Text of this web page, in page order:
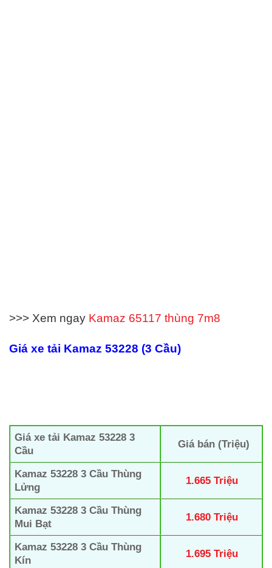
>>> Xem ngay Kamaz 65117 thùng 7m8
Giá xe tải Kamaz 53228 (3 Cầu)
Giá xe tải Kamaz 53228 3
Cầu
Giá bán (Triệu)
Kamaz 53228 3 CầuThùng
Lửng
1.665 Triệu
Kamaz 53228 3 Cầu Thùng
Mui Bạt
1.680 Triệu
Kamaz 53228 3 Cầu Thùng
Kín
1.695 Triệu